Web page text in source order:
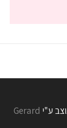
Gerard